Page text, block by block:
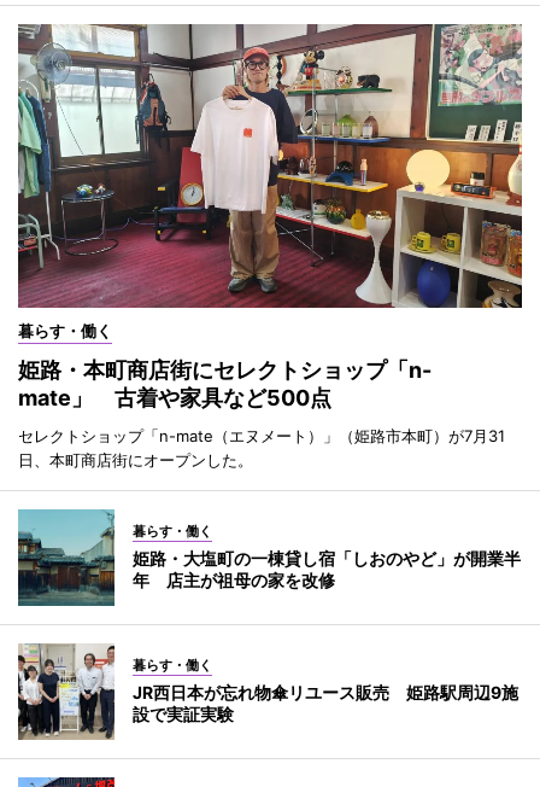
暮らす・働く
姫路・本町商店街にセレクトショップ「n-
mate」 古着や家具など500点
セレクトショップ「n-mate（エヌメート）」（姫路市本町）が7月31
日、本町商店街にオープンした。
暮らす・働く
姫路・大塩町の一棟貸し宿「しおのやど」が開業半
年 店主が祖母の家を改修
暮らす・働く
JR西日本が忘れ物傘リユース販売 姫路駅周辺9施
設で実証実験